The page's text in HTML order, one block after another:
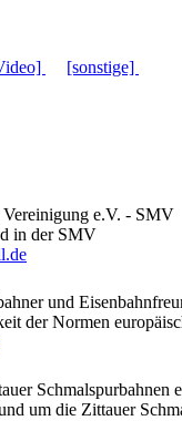
[sonstige]
Vereinigung e.V. - SMV
in der SMV
und
der Normen
Schmalspurbahnen
um die Zittauer